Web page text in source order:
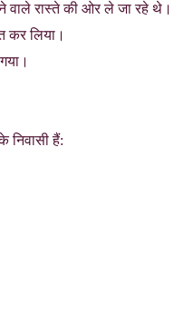
वाले रास्ते की ओर ले जा रहे थे।
कर लिया।
निवासी हैं: